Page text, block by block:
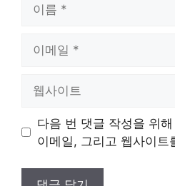
트
다음 번 댓글 작성을 위
이메일, 그리고 웹사이트